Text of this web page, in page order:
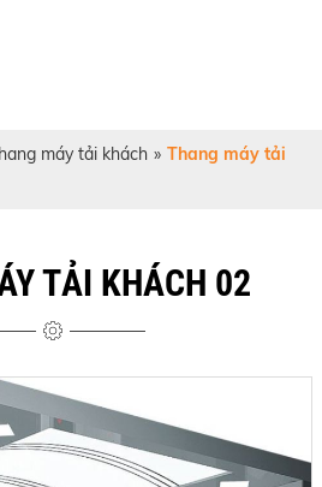
máy tải khách » Thang máy tải
TẢI KHÁCH 02